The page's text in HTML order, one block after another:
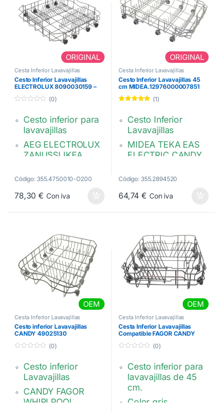
ORIGINAL
Cesta Inferior Lavavajillas
Cesto Inferior Lavavajillas
ELECTROLUX 8090030159 –
e
(0)
Cesto inferior para
lavavajillas
AEG ELECTROLUX
ZANUSSI IKEA
515mm
8090030159 –
Código: 355.4750010-O200
78,30€ Con iva
ORIGINAL
Cesta Inferior Lavavajillas
Cesto Inferior Lavavajillas 45
cm MIDEA.12976000007851
(1)
Cesto Inferior
Lavavajillas
MIDEA TEKA EAS
ELECTRIC CANDY
45 cm de ancho
374 x 509 x 124
12976000007851,
81785589,
49033617
Código: 355.2894520
64,74€ Con iva
OEM
Cesta Inferior Lavavajillas
Cesto inferior Lavavajillas
CANDY 49025130
e
(0)
Cesto inferior
Lavavajillas
CANDY FAGOR
WHIRLPOOL
OEM
Cesta Inferior Lavavajillas
Cesta Inferior Lavavajillas
Compatible FAGOR CANDY
e
(0)
Cesto inferior para
lavavajillas de 45
cm.
Color gris.